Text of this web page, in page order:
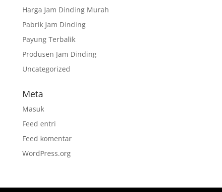
Harga Jam Dinding Murah
Pabrik Jam Dinding
Payung Terbalik
Produsen Jam Dinding
Uncategorized
Meta
Masuk
Feed entri
Feed komentar
WordPress.org